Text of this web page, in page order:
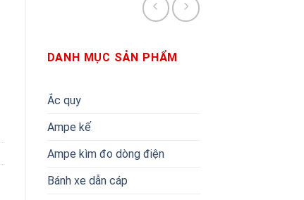
DANH MỤC SẢN PHẨM
Ắc quy
Ampe kế
Ampe kìm đo dòng điện
Bánh xe dẫn cáp